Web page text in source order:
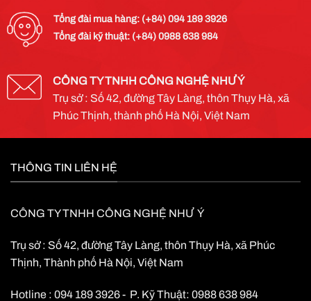
5 hour rate (1.54A, 10.5V) 7.7Ah
1 hour rate (5.8A, 9.6V) 5.8Ah
Nội trở khi ắc quy sạc đầy và ở
Length(mm / inch) 151 / 5.94
Width(mm / inch) 65 / 2.56
Height(mm / inch) 94 / 3.70
Total Height(mm / inch) 100 / 3.94
Tổng đài mua hàng: (+84) 094 189 3926
Tổng đài kỹ thuật: (+84) 0988 638 984
CÔNG TY TNHH CÔNG NGHỆ NHƯ Ý
Trụ sở : Số 42, đường Tây Làng, thôn Thụy Hà, xã
Phúc Thịnh, thành phố Hà Nội, Việt Nam
THÔNG TIN LIÊN HỆ
CÔNG TY TNHH CÔNG NGHỆ NHƯ Ý
Trụ sở : Số 42, đường Tây Làng, thôn Thụy Hà, xã Phúc
Thịnh, Thành phố Hà Nội, Việt Nam
Hotline : 094 189 3926 - P. Kỹ Thuật: 0988 638 984